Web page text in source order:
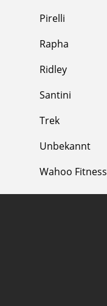
Pirelli
Rapha
Ridley
Santini
Trek
Unbekannt
Wahoo Fitness